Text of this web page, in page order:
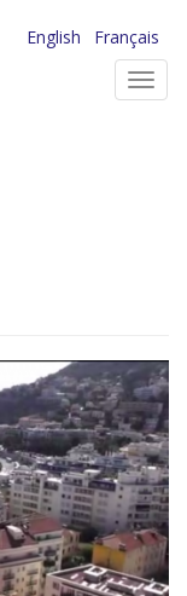
English
Français